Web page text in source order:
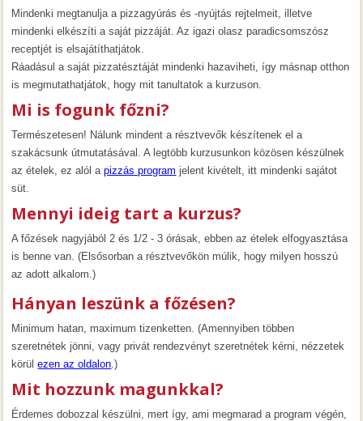
Mindenki megtanulja a pizzagyúrás és -nyújtás rejtelmeit, illetve
mindenki elkészíti a saját pizzáját. Az igazi olasz paradicsomszósz
receptjét is elsajátíthatjátok.
Ráadásul a saját pizzatésztáját mindenki hazaviheti, így másnap otthon
is megmutathatjátok, hogy mit tanultatok a kurzuson.
Mi is fogunk főzni?
Természetesen! Nálunk mindent a résztvevők készítenek el a
szakácsunk útmutatásával. A legtöbb kurzusunkon közösen készülnek
az ételek, ez alól apizzás program jelent kivételt, itt mindenki sajátot
süt.
Mennyi ideig tart a kurzus?
A főzések nagyjából 2 és 1/2 - 3 órásak, ebben az ételek elfogyasztása
is benne van. (Elsősorban a résztvevőkön múlik, hogy milyen hosszú
az adott alkalom.)
Hányan leszünk a főzésen?
Minimum hatan, maximum tizenketten. (Amennyiben többen
szeretnétek jönni, vagy privát rendezvényt szeretnétek kérni, nézzetek
körülezen az oldalon.)
Mit hozzunk magunkkal?
Érdemes dobozzal készülni, mert így, ami megmarad a program végén,